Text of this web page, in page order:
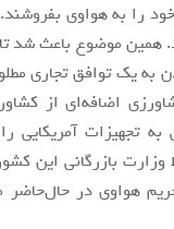
را به هواوی
همین موضوع باعث شد
به یک توافق تجاری
اضافه‌ای از
تجهیزات آمریکایی
وزارت بازرگانی این
هواوی در